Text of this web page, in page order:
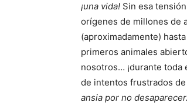
¡una vida! Sin esa
orígenes de millones de
(aproximadamente)
primeros animales
nosotros… ¡durante toda
de intentos frustrados
ansia por no desaparecer.